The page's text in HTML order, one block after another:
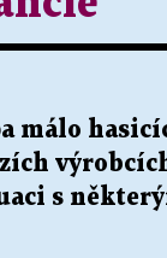
málo
s